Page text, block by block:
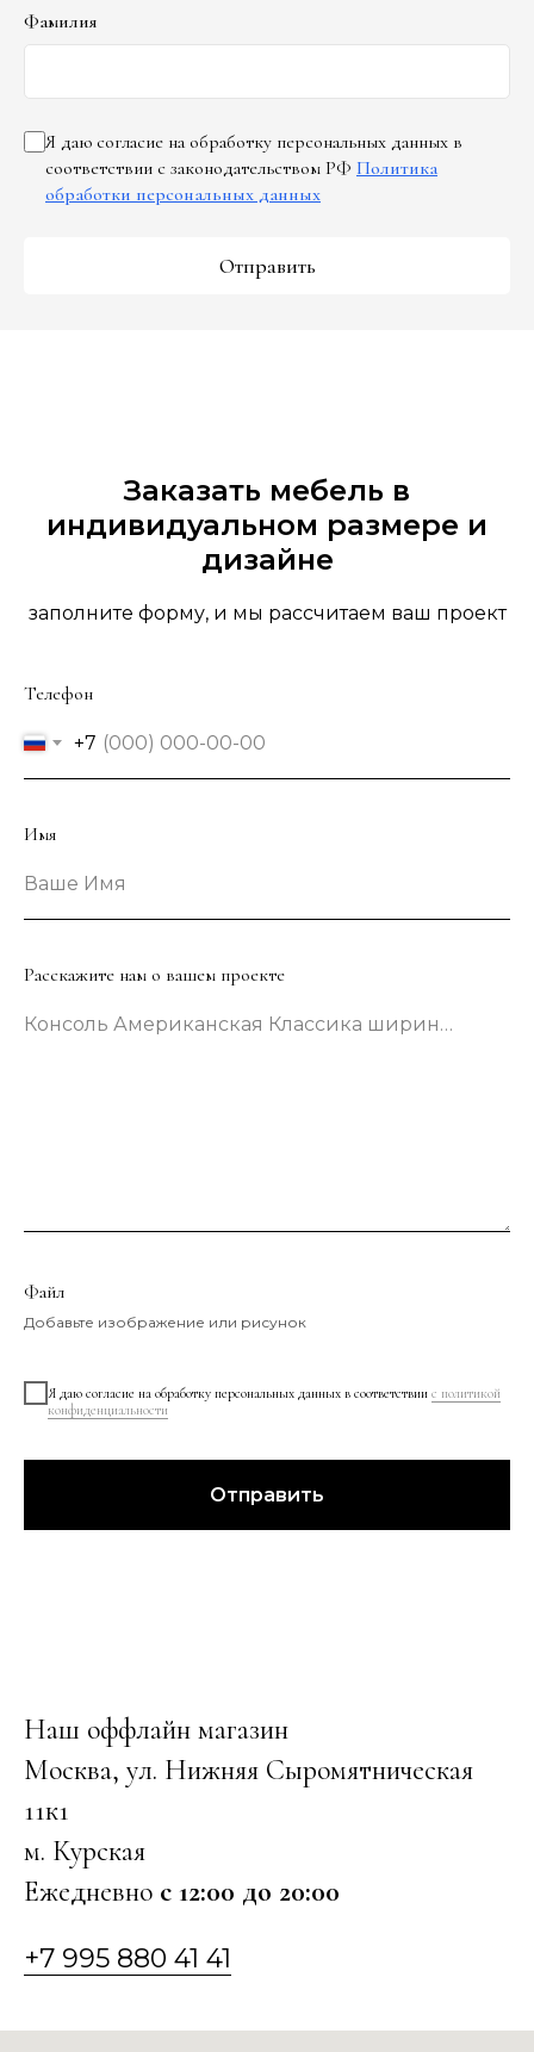
Фамилия
Я даю согласие на обработку персональных данных в
соответствии с законодательством РФ Политика
обработки персональных данных
Отправить
Заказать мебель в
индивидуальном размере и
дизайне
заполните форму, и мы рассчитаем ваш проект
Телефон
+7
Имя
Ваше Имя
Расскажите нам о вашем проекте
Консоль Американская Классика шириной 133 сантиметра в зеленом цвете
Файл
Добавьте изображение или рисунок
Я даю согласие на обработку персональных данных в соответствии с политикой
конфиденциальности
Отправить
Наш оффлайн магазин
Москва, ул. Нижняя Сыромятническая
11к1
м. Курская
Ежедневно с 12:00 до 20:00
+7 995 880 41 41